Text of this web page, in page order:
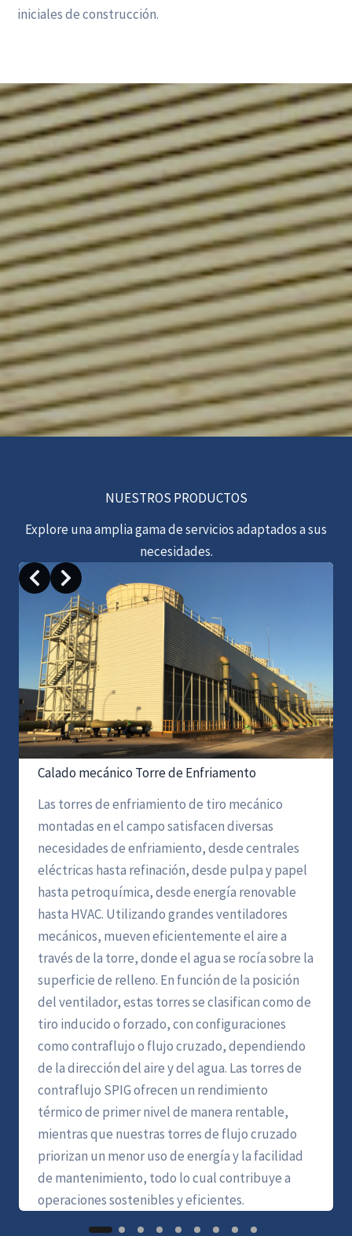
iniciales de construcción.
NUESTROS PRODUCTOS
Explore una amplia gama de servicios adaptados a sus
necesidades.
Calado mecánico Torre de Enfriamento
Las torres de enfriamiento de tiro mecánico
montadas en el campo satisfacen diversas
necesidades de enfriamiento, desde centrales
eléctricas hasta refinación, desde pulpa y papel
hasta petroquímica, desde energía renovable
hasta HVAC. Utilizando grandes ventiladores
mecánicos, mueven eficientemente el aire a
través de la torre, donde el agua se rocía sobre la
superficie de relleno. En función de la posición
del ventilador, estas torres se clasifican como de
tiro inducido o forzado, con configuraciones
como contraflujo o flujo cruzado, dependiendo
de la dirección del aire y del agua. Las torres de
contraflujo SPIG ofrecen un rendimiento
térmico de primer nivel de manera rentable,
mientras que nuestras torres de flujo cruzado
priorizan un menor uso de energía y la facilidad
de mantenimiento, todo lo cual contribuye a
operaciones sostenibles y eficientes.